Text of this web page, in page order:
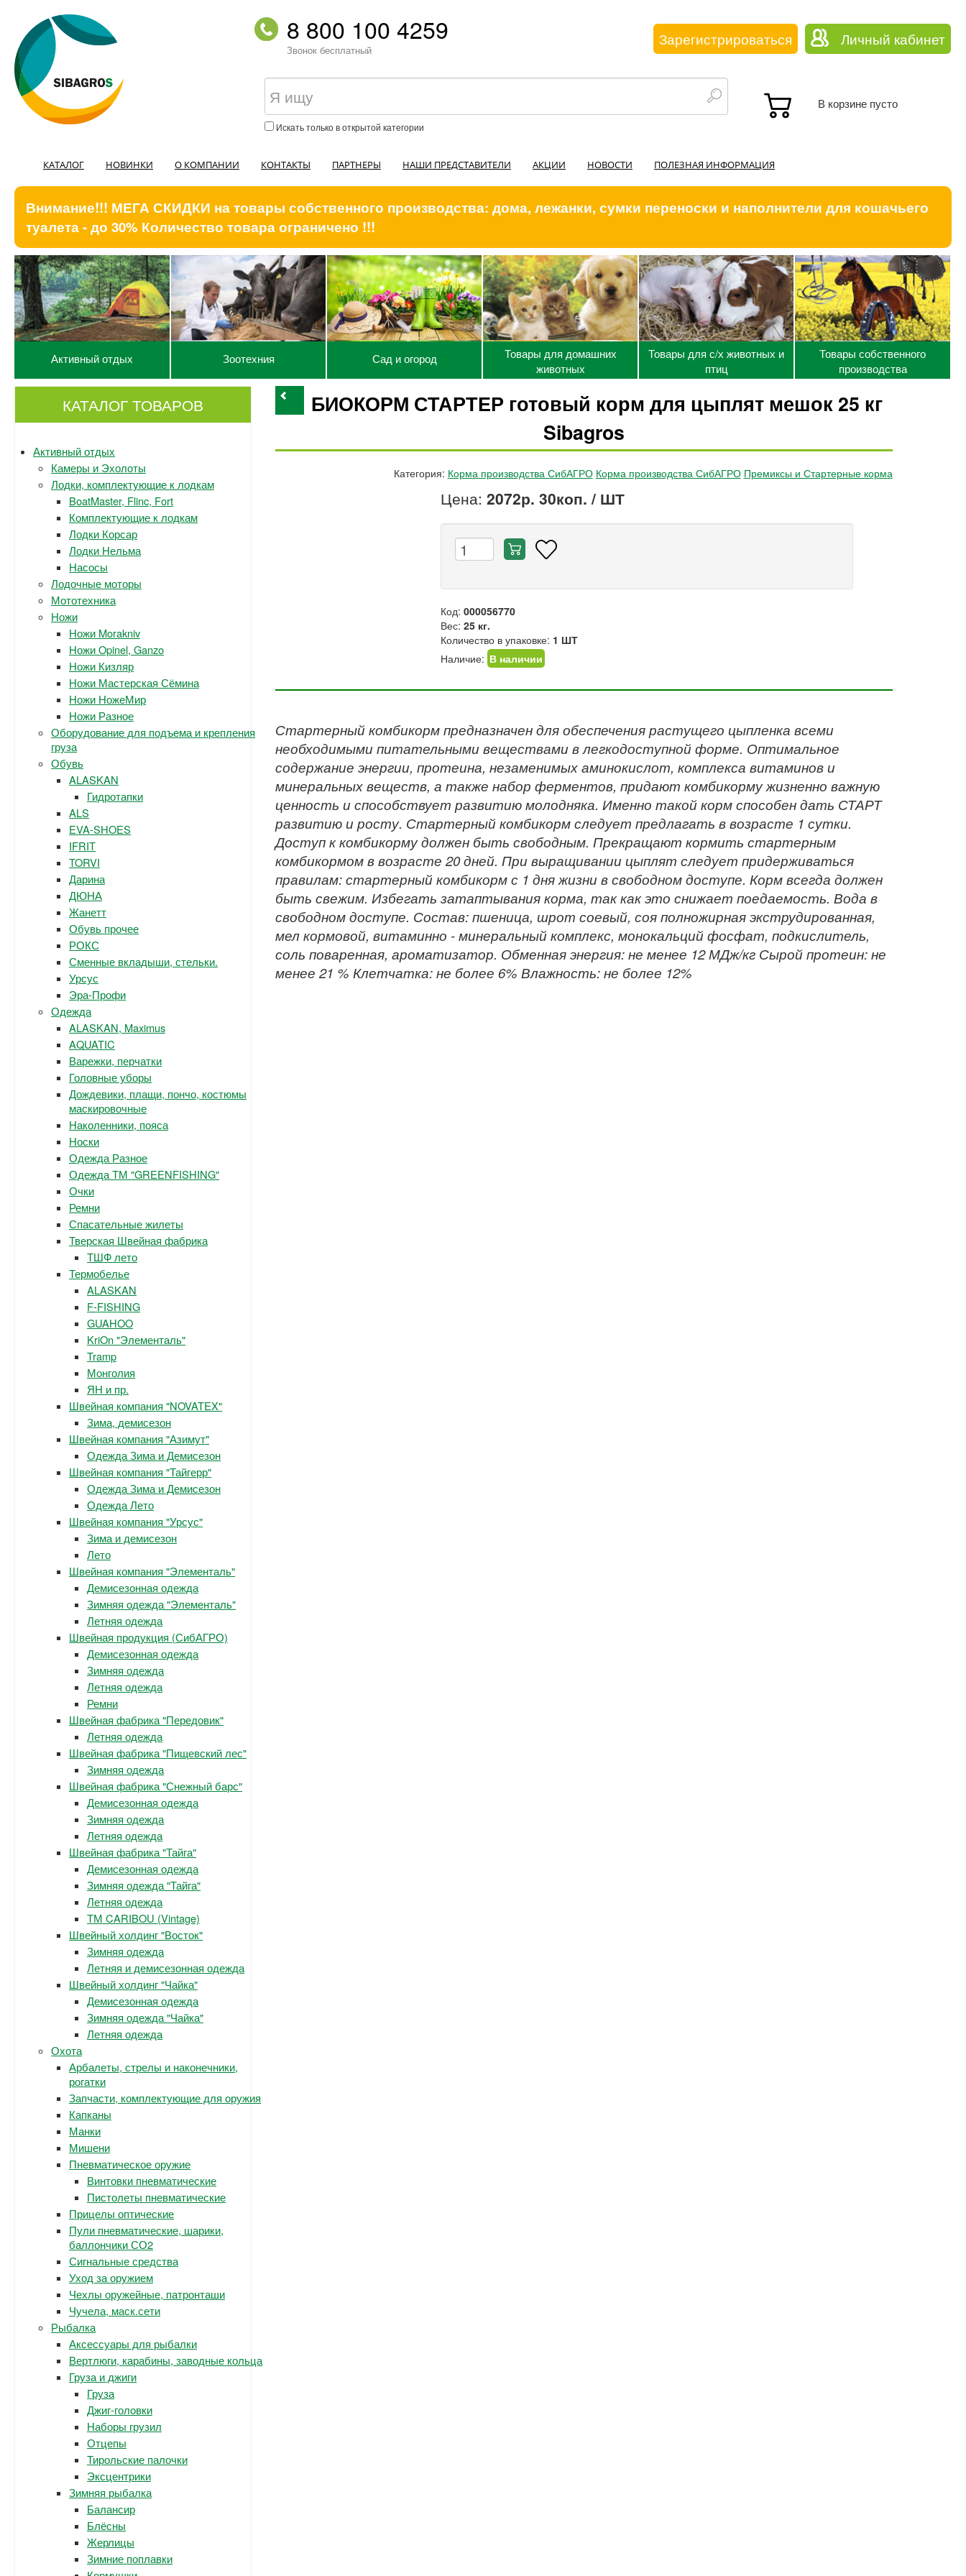
8 800 100 4259
Звонок бесплатный
Зарегистрироваться Личный кабинет
Искать только в открытой категории
В корзине пусто
КАТАЛОГ НОВИНКИ О КОМПАНИИ КОНТАКТЫ ПАРТНЕРЫ НАШИ ПРЕДСТАВИТЕЛИ АКЦИИ НОВОСТИ ПОЛЕЗНАЯ ИНФОРМАЦИЯ
Внимание!!! МЕГА СКИДКИ на товары собственного производства: дома, лежанки, сумки переноски и наполнители для кошачьего
туалета - до 30% Количество товара ограничено !!!
Активный отдых Зоотехния Сад и огород
Товары для домашних
животных
Товары для с/х животных и
птиц
Товары собственного
производства
КАТАЛОГ ТОВАРОВ
Активный отдых
Камеры и Эхолоты
Лодки, комплектующие к лодкам
BoatMaster, Flinc, Fort
Комплектующие к лодкам
Лодки Корсар
Лодки Нельма
Насосы
Лодочные моторы
Мототехника
Ножи
Ножи Morakniv
Ножи Opinel, Ganzo
Ножи Кизляр
Ножи Мастерская Сёмина
Ножи НожеМир
Ножи Разное
Оборудование для подъема и крепления
груза
Обувь
ALASKAN
Гидротапки
ALS
EVA-SHOES
IFRIT
TORVI
Дарина
ДЮНА
Жанетт
Обувь прочее
РОКС
Сменные вкладыши, стельки.
Урсус
Эра-Профи
Одежда
ALASKAN, Maximus
AQUATIC
Варежки, перчатки
Головные уборы
Дождевики, плащи, пончо, костюмы
маскировочные
Наколенники, пояса
Носки
Одежда Разное
Одежда ТМ "GREENFISHING"
Очки
Ремни
Спасательные жилеты
Тверская Швейная фабрика
ТШФ лето
Термобелье
ALASKAN
F-FISHING
GUAHOO
KriOn "Элементаль"
Tramp
Монголия
ЯН и пр.
Швейная компания "NOVATEX"
Зима, демисезон
Швейная компания "Азимут"
Одежда Зима и Демисезон
Швейная компания "Тайгерр"
Одежда Зима и Демисезон
Одежда Лето
Швейная компания "Урсус"
Зима и демисезон
Лето
Швейная компания "Элементаль"
Демисезонная одежда
Зимняя одежда "Элементаль"
Летняя одежда
Швейная продукция (СибАГРО)
Демисезонная одежда
Зимняя одежда
Летняя одежда
Ремни
Швейная фабрика "Передовик"
Летняя одежда
Швейная фабрика "Пищевский лес"
Зимняя одежда
Швейная фабрика "Снежный барс"
Демисезонная одежда
Зимняя одежда
Летняя одежда
Швейная фабрика "Тайга"
Демисезонная одежда
Зимняя одежда "Тайга"
Летняя одежда
ТМ CARIBOU (Vintage)
Швейный холдинг "Восток"
Зимняя одежда
Летняя и демисезонная одежда
Швейный холдинг "Чайка"
Демисезонная одежда
Зимняя одежда "Чайка"
Летняя одежда
Охота
Арбалеты, стрелы и наконечники,
рогатки
Запчасти, комплектующие для оружия
Капканы
Манки
Мишени
Пневматическое оружие
Винтовки пневматические
Пистолеты пневматические
Прицелы оптические
Пули пневматические, шарики,
баллончики СО2
Сигнальные средства
Уход за оружием
Чехлы оружейные, патронташи
Чучела, маск.сети
Рыбалка
Аксессуары для рыбалки
Вертлюги, карабины, заводные кольца
Груза и джиги
Груза
Джиг-головки
Наборы грузил
Отцепы
Тирольские палочки
Эксцентрики
Зимняя рыбалка
Балансир
Блёсны
Жерлицы
Зимние поплавки
БИОКОРМ СТАРТЕР готовый корм для цыплят мешок 25 кг
Sibagros
Категория: Корма производства СибАГРО Корма производства СибАГРО Премиксы и Стартерные корма
Цена:2072р. 30коп. / ШТ
Код:000056770
Вес:25 кг.
Количество в упаковке: 1 ШТ
Наличие: В наличии
Стартерный комбикорм предназначен для обеспечения растущего цыпленка всеми
необходимыми питательными веществами в легкодоступной форме. Оптимальное
содержание энергии, протеина, незаменимых аминокислот, комплекса витаминов и
минеральных веществ, а также набор ферментов, придают комбикорму жизненно важную
ценность и способствует развитию молодняка. Именно такой корм способен дать СТАРТ
развитию и росту. Стартерный комбикорм следует предлагать в возрасте 1 сутки.
Доступ к комбикорму должен быть свободным. Прекращают кормить стартерным
комбикормом в возрасте 20 дней. При выращивании цыплят следует придерживаться
правилам: стартерный комбикорм с 1 дня жизни в свободном доступе. Корм всегда должен
быть свежим. Избегать затаптывания корма, так как это снижает поедаемость. Вода в
свободном доступе. Состав: пшеница, шрот соевый, соя полножирная экструдированная,
мел кормовой, витаминно - минеральный комплекс, монокальций фосфат, подкислитель,
соль поваренная, ароматизатор. Обменная энергия: не менее 12 МДж/кг Сырой протеин: не
менее 21 % Клетчатка: не более 6% Влажность: не более 12%